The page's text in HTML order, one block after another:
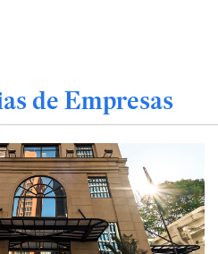
de Empresas